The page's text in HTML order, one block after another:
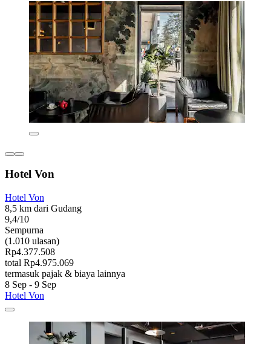
Hotel Von
Hotel Von
8,5 km dari Gudang
9,4/10
Sempurna
(1.010 ulasan)
Rp4.377.508
total Rp4.975.069
termasuk pajak & biaya lainnya
8 Sep - 9 Sep
Hotel Von